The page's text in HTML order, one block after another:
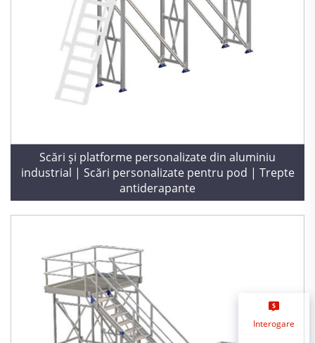
Scări și platforme personalizate din aluminiu
industrial | Scări personalizate pentru pod | Trepte
antiderapante
Interogare